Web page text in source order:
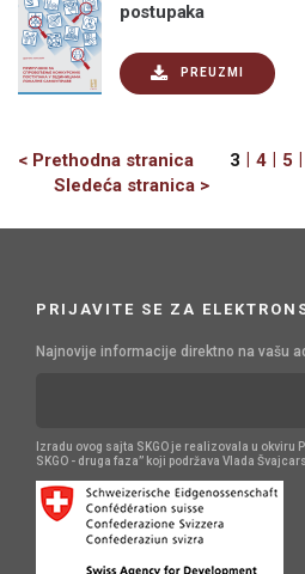
postupaka
PREUZMI
< Prethodna stranicaPrevious
3 | 4 | 5 |
Sledeća stranica >Next
PRIJAVITE SE ZA
Najnovije informacije direktno na vašu
Izradu ovog sajta SKGO je realizovala u okviru
SKGO - druga faza” koji podržava Vlada